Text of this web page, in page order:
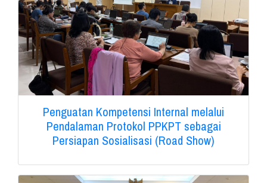
Penguatan Kompetensi Internal melalui
Pendalaman Protokol PPKPT sebagai
Persiapan Sosialisasi (Road Show)